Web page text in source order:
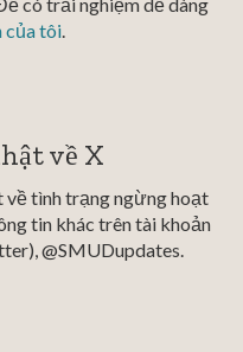
của tôi.
về X
về tình trạng ngừng hoạt
tin khác trên tài khoản
@SMUDupdates.